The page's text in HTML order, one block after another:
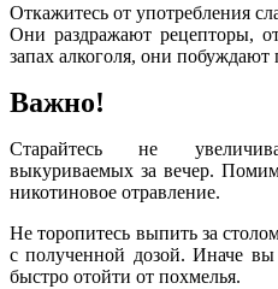
Откажитесь от употребления
Они раздражают рецепторы,
запах алкоголя, они
Важно!
Старайтесь не
выкуриваемых за вечер.
никотиновое отравление.
Не торопитесь выпить за
с полученной дозой. Иначе
быстро отойти от похмелья.